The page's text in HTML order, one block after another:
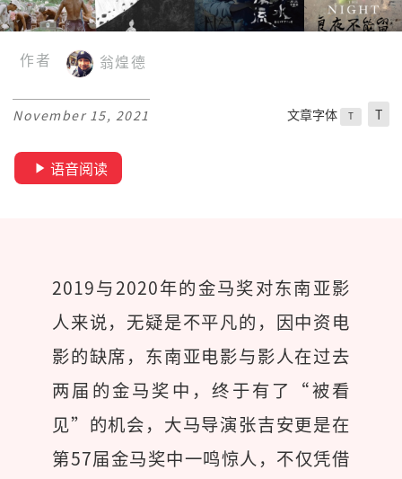
作者 翁煌德
November 15, 2021 文章字体 T T
语音阅读
2019与2020年的金马奖对东南亚影
人来说，无疑是不平凡的，因中资电
影的缺席，东南亚电影与影人在过去
两届的金马奖中，终于有了“被看
见”的机会，大马导演张吉安更是在
第57届金马奖中一鸣惊人，不仅凭借